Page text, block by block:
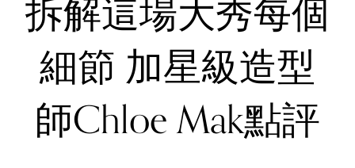
拆解這場大秀每個
細節 加星級造型
師Chloe Mak點評